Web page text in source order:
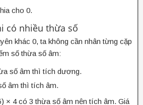
cho 0.
có nhiều thừa số
khác 0, ta không cần nhân từng cặp
số thừa số âm:
số âm thì tích dương.
âm thì tích âm.
× 4 có 3 thừa số âm nên tích âm. Giá